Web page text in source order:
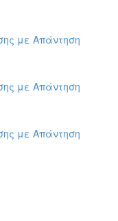
με Απάντηση
με Απάντηση
με Απάντηση